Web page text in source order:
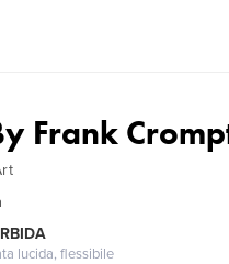
Frank
lucida, flessibile